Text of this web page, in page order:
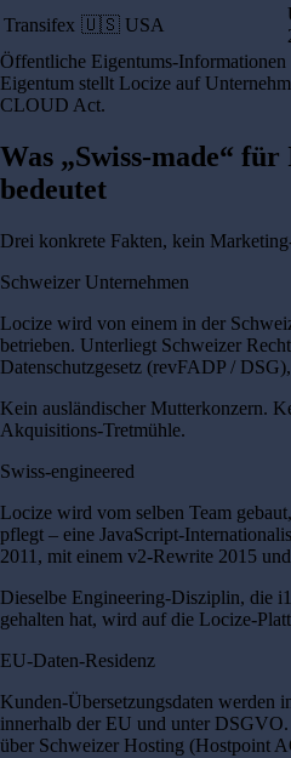
Transifex 🇺🇸 USA
Öffentliche Eigentums-
Eigentum stellt Locize auf
CLOUD Act.
Was „Swiss-made“
bedeutet
Drei konkrete Fakten, kein
Schweizer Unternehmen
Locize wird von einem in der
betrieben. Unterliegt Schweizer
Datenschutzgesetz (revFADP /
Kein ausländischer Mutterkonzern.
Akquisitions-Tretmühle.
Swiss-engineered
Locize wird vom selben Team
pflegt – eine JavaScript-
2011, mit einem v2-Rewrite 2015
Dieselbe Engineering-Disziplin, die
gehalten hat, wird auf die Locize-
EU-Daten-Residenz
Kunden-Übersetzungsdaten werden
innerhalb der EU und unter
über Schweizer Hosting (Hostpoint